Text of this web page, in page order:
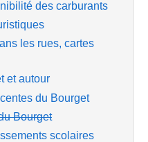
des carburants
les rues, cartes
et autour
du Bourget
Bourget
scolaires